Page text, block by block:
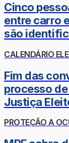
Cinco
entre carro
são
CALENDÁRIO
Fim das
processo
Justiça
PROTEÇÃO A